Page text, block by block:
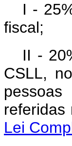
I -
fiscal;
II -
CSLL,
referidas
Lei